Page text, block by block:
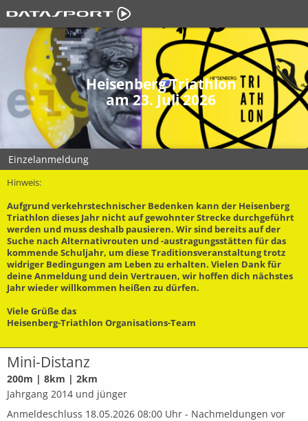
Heisenberg Triathlon
am 23. Juli 2026
Einzelanmeldung
Hinweis:
Aufgrund verkehrstechnischer Bedenken kann der Heisenberg
Triathlon dieses Jahr nicht auf gewohnter Strecke durchgeführt
werden und muss deshalb pausieren. Wir sind bereits auf der
Suche nach Alternativrouten und -austragungsstätten für das
kommende Schuljahr, um diese Traditionsveranstaltung trotz
widriger Bedingungen am Leben zu erhalten. Vielen Dank für
deine Anmeldung und dein Vertrauen, wir hoffen dich nächstes
Jahr wieder willkommen heißen zu dürfen.
Viele Grüße das
Heisenberg-Triathlon Organisations-Team
Mini-Distanz
200m | 8km | 2km
Jahrgang 2014 und jünger
Anmeldeschluss 18.05.2026 08:00 Uhr - Nachmeldungen vor